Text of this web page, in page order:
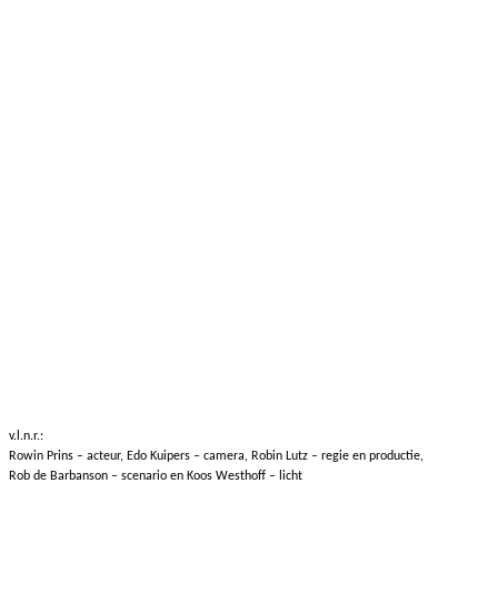
v.l.n.r.:
Rowin Prins – acteur, Edo Kuipers – camera, Robin Lutz – regie en productie,
Rob de Barbanson – scenario en Koos Westhoff – licht